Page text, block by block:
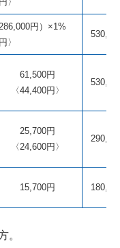
円）×1%
〉
61,500円
〈44,400円〉
25,700円
〈24,600円〉
15,700円
。